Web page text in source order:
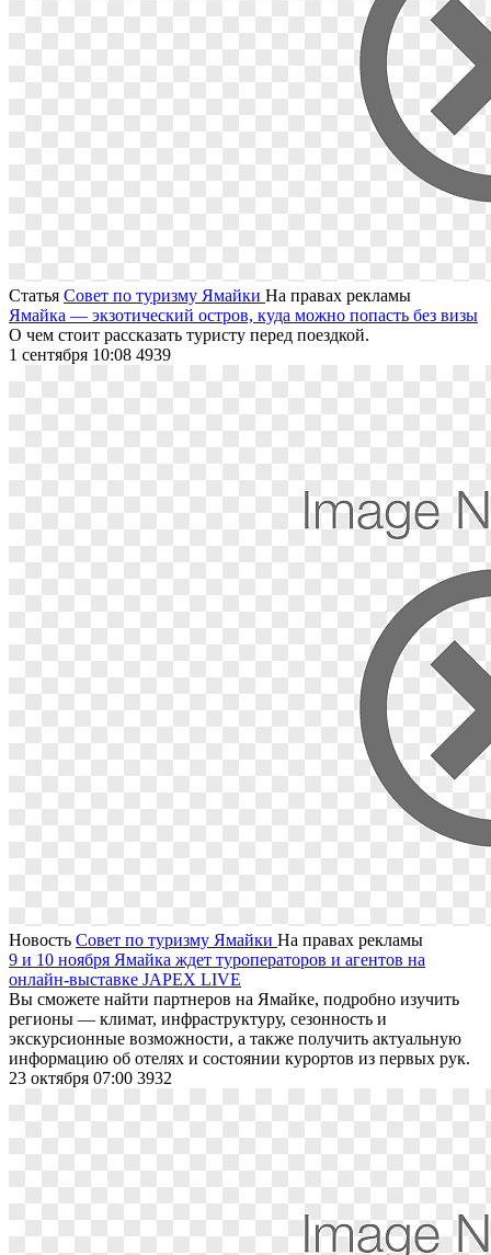
Статья Совет по туризму Ямайки На правах рекламы
Ямайка — экзотический остров, куда можно попасть без визы
О чем стоит рассказать туристу перед поездкой.
1 сентября 10:08 4939
Новость Совет по туризму Ямайки На правах рекламы
9 и 10 ноября Ямайка ждет туроператоров и агентов на
онлайн-выставке JAPEX LIVE
Вы сможете найти партнеров на Ямайке, подробно изучить
регионы — климат, инфраструктуру, сезонность и
экскурсионные возможности, а также получить актуальную
информацию об отелях и состоянии курортов из первых рук.
23 октября 07:00 3932